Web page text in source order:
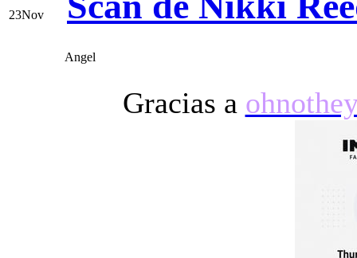
23Nov
Angel
Gracias a